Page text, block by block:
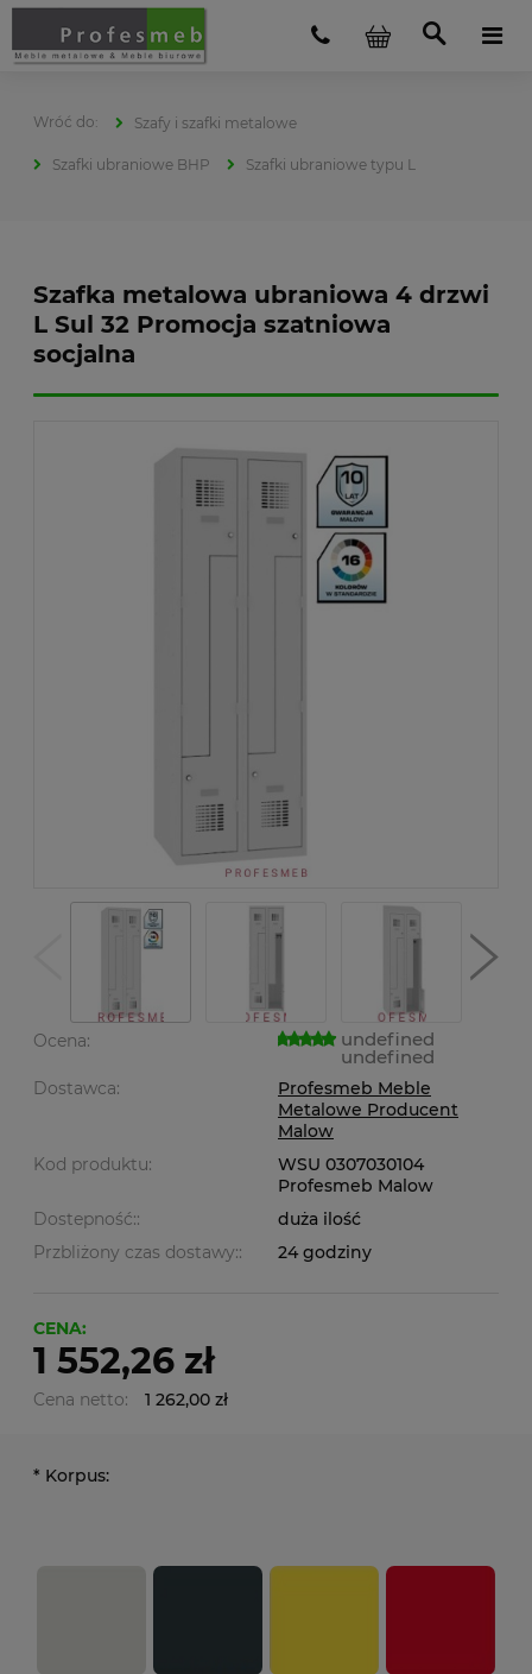
Szafy i szafki metalowe
Szafki ubraniowe BHP Szafki ubraniowe typu L
Szafka metalowa ubraniowa 4 drzwi
L Sul 32 Promocja szatniowa
socjalna
Ocena: undefined
undefined
Dostawca:
Profesmeb Meble
Metalowe Producent
Malow
Kod produktu:
WSU 0307030104
Profesmeb Malow
Dostepność::
duża ilość
Przbliżony czas dostawy::
24 godziny
CENA:
1 552,26 zł
Cena netto: 1 262,00 zł
* Korpus: